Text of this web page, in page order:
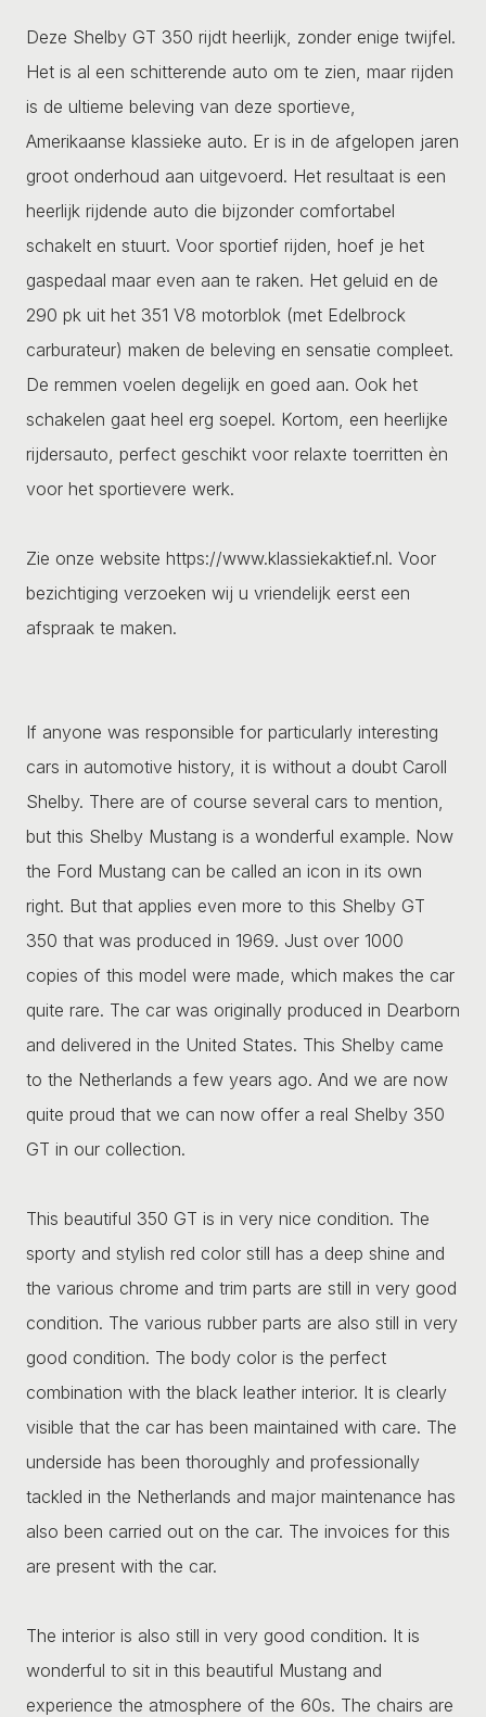
Deze Shelby GT 350 rijdt heerlijk, zonder enige twijfel.
Het is al een schitterende auto om te zien, maar rijden
is de ultieme beleving van deze sportieve,
Amerikaanse klassieke auto. Er is in de afgelopen jaren
groot onderhoud aan uitgevoerd. Het resultaat is een
heerlijk rijdende auto die bijzonder comfortabel
schakelt en stuurt. Voor sportief rijden, hoef je het
gaspedaal maar even aan te raken. Het geluid en de
290 pk uit het 351 V8 motorblok (met Edelbrock
carburateur) maken de beleving en sensatie compleet.
De remmen voelen degelijk en goed aan. Ook het
schakelen gaat heel erg soepel. Kortom, een heerlijke
rijdersauto, perfect geschikt voor relaxte toerritten èn
voor het sportievere werk.
Zie onze website https://www.klassiekaktief.nl. Voor
bezichtiging verzoeken wij u vriendelijk eerst een
afspraak te maken.
If anyone was responsible for particularly interesting
cars in automotive history, it is without a doubt Caroll
Shelby. There are of course several cars to mention,
but this Shelby Mustang is a wonderful example. Now
the Ford Mustang can be called an icon in its own
right. But that applies even more to this Shelby GT
350 that was produced in 1969. Just over 1000
copies of this model were made, which makes the car
quite rare. The car was originally produced in Dearborn
and delivered in the United States. This Shelby came
to the Netherlands a few years ago. And we are now
quite proud that we can now offer a real Shelby 350
GT in our collection.
This beautiful 350 GT is in very nice condition. The
sporty and stylish red color still has a deep shine and
the various chrome and trim parts are still in very good
condition. The various rubber parts are also still in very
good condition. The body color is the perfect
combination with the black leather interior. It is clearly
visible that the car has been maintained with care. The
underside has been thoroughly and professionally
tackled in the Netherlands and major maintenance has
also been carried out on the car. The invoices for this
are present with the car.
The interior is also still in very good condition. It is
wonderful to sit in this beautiful Mustang and
experience the atmosphere of the 60s. The chairs are